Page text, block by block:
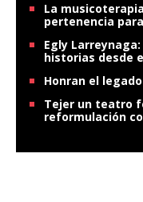
La
pertenencia
Egly
historias desde
Honran el
Tejer un teatro
reformulación